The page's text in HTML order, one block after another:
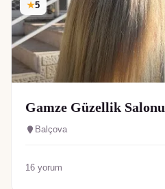
★5
Gamze Güzellik Salonu
Balçova
16 yorum